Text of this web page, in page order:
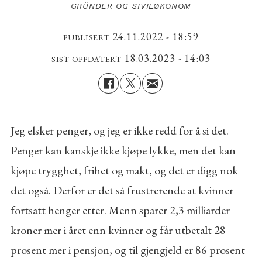
GRÜNDER OG SIVILØKONOM
PUBLISERT 24.11.2022 - 18:59
SIST OPPDATERT 18.03.2023 - 14:03
Jeg elsker penger, og jeg er ikke redd for å si det.
Penger kan kanskje ikke kjøpe lykke, men det kan
kjøpe trygghet, frihet og makt, og det er digg nok
det også. Derfor er det så frustrerende at kvinner
fortsatt henger etter. Menn sparer 2,3 milliarder
kroner mer i året enn kvinner og får utbetalt 28
prosent mer i pensjon, og til gjengjeld er 86 prosent